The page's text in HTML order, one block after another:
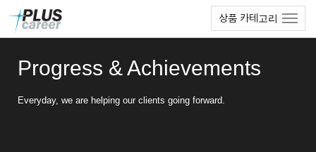
상품 카테고리
Progress & Achievements
Everyday, we are helping our clients going forward.